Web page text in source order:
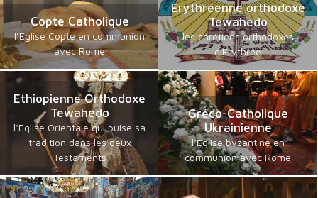
Copte Catholique
l’Eglise Copte en communion
avec Rome
Erythréenne orthodoxe
Tewahedo
les chrétiens orthodoxes
d'Erythrée
Ethiopienne Orthodoxe
Tewahedo
l’Eglise Orientale qui puise sa
tradition dans les deux
Testaments
Gréco-Catholique
Ukrainienne
l’Eglise byzantine en
communion avec Rome